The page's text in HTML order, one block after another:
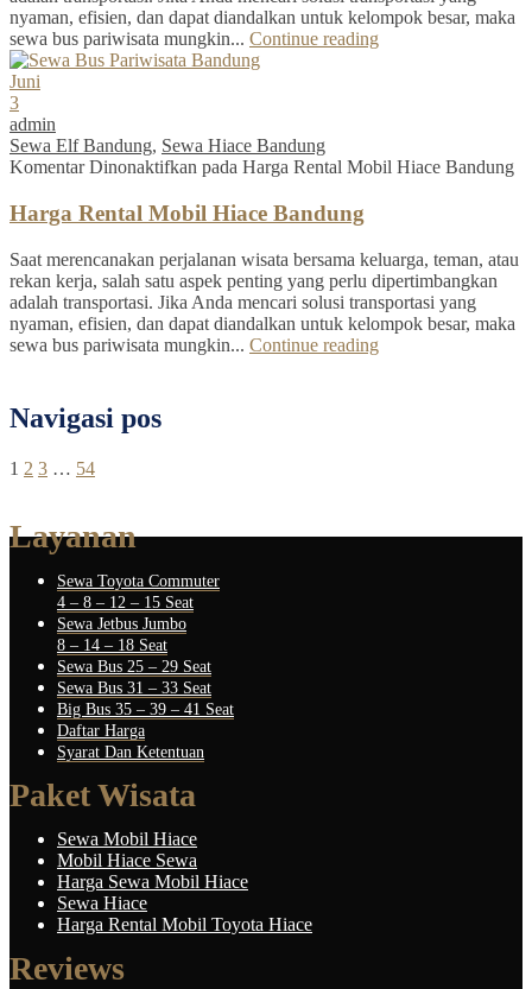
nyaman, efisien, dan dapat diandalkan untuk kelompok besar, maka
sewa bus pariwisata mungkin... Continue reading
Juni
3
admin
Sewa Elf Bandung, Sewa Hiace Bandung
Komentar Dinonaktifkan pada Harga Rental Mobil Hiace Bandung
Harga Rental Mobil Hiace Bandung
Saat merencanakan perjalanan wisata bersama keluarga, teman, atau
rekan kerja, salah satu aspek penting yang perlu dipertimbangkan
adalah transportasi. Jika Anda mencari solusi transportasi yang
nyaman, efisien, dan dapat diandalkan untuk kelompok besar, maka
sewa bus pariwisata mungkin... Continue reading
Navigasi pos
1 2 3 … 54
Layanan
Sewa Toyota Commuter
4 – 8 – 12 – 15 Seat
Sewa Jetbus Jumbo
8 – 14 – 18 Seat
Sewa Bus 25 – 29 Seat
Sewa Bus 31 – 33 Seat
Big Bus 35 – 39 – 41 Seat
Daftar Harga
Syarat Dan Ketentuan
Paket Wisata
Sewa Mobil Hiace
Mobil Hiace Sewa
Harga Sewa Mobil Hiace
Sewa Hiace
Harga Rental Mobil Toyota Hiace
Reviews